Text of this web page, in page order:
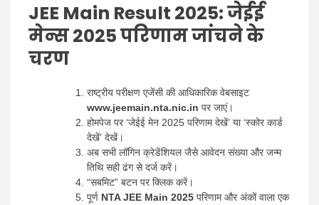
JEE Main Result 2025: जेईई
मेन्स 2025 परिणाम जांचने के
चरण
राष्ट्रीय परीक्षण एजेंसी की आधिकारिक वेबसाइट
www.jeemain.nta.nic.in पर जाएं।
होमपेज पर ‘जेईई मेन 2025 परिणाम देखें’ या ‘स्कोर कार्ड
देखें’ देखें।
अब सभी लॉगिन क्रेडेंशियल जैसे आवेदन संख्या और जन्म
तिथि सही ढंग से दर्ज करें।
“सबमिट” बटन पर क्लिक करें।
पूर्ण NTA JEE Main 2025 परिणाम और अंकों वाला एक